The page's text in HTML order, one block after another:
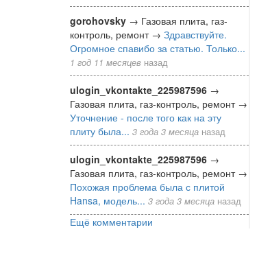
gorohovsky → Газовая плита, газ-
контроль, ремонт → Здравствуйте.
Огромное спавибо за статью. Только...
1 год 11 месяцев назад
ulogin_vkontakte_225987596 →
Газовая плита, газ-контроль, ремонт →
Уточнение - после того как на эту
плиту была... 3 года 3 месяца назад
ulogin_vkontakte_225987596 →
Газовая плита, газ-контроль, ремонт →
Похожая проблема была с плитой
Hansa, модель... 3 года 3 месяца назад
Ещё комментарии